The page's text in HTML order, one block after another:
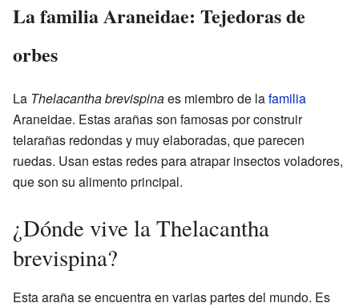
La familia Araneidae: Tejedoras de
orbes
La Thelacantha brevispinaes miembro de lafamilia
Araneidae. Estas arañas son famosas por construir
telarañas redondas y muy elaboradas, que parecen
ruedas. Usan estas redes para atrapar insectos voladores,
que son su alimento principal.
¿Dónde vive la Thelacantha
brevispina?
Esta araña se encuentra en varias partes del mundo. Es